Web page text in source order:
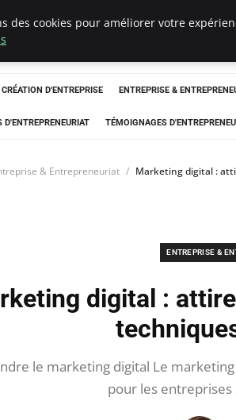
CRÉATION D'ENTREPRISE ENTREPRISE &
D'ENTREPRENEURIAT TÉMOIGNAGES
& Entrepreneuriat Marketing digital :
ENTREPRISE &
digital :
le marketing digital Le
pour les
des cookies pour améliorer votre